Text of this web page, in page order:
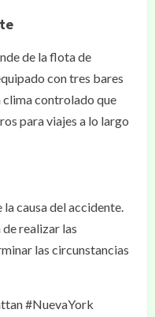
de la flota de
con tres bares
clima controlado que
para viajes a lo largo
causa del accidente.
realizar las
las circunstancias
#NuevaYork